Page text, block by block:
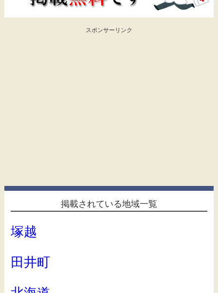
スポンサーリンク
掲載されている地域一覧
塚越
田井町